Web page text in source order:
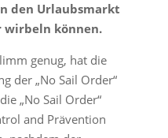
den Urlaubsmarkt
wirbeln können.
genug, hat die
der „No Sail Order“
„No Sail Order“
and Prävention